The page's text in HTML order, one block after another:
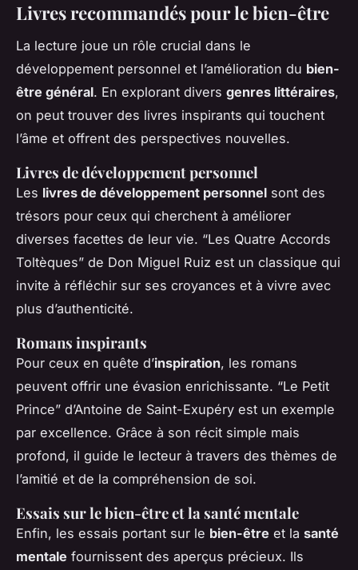
Livres recommandés pour le bien-être
La lecture joue un rôle crucial dans le
développement personnel et l’amélioration du bien-
être général. En explorant divers genres littéraires,
on peut trouver des livres inspirants qui touchent
l’âme et offrent des perspectives nouvelles.
Livres de développement personnel
Les livres de développement personnel sont des
trésors pour ceux qui cherchent à améliorer
diverses facettes de leur vie. “Les Quatre Accords
Toltèques” de Don Miguel Ruiz est un classique qui
invite à réfléchir sur ses croyances et à vivre avec
plus d’authenticité.
Romans inspirants
Pour ceux en quête d’inspiration, les romans
peuvent offrir une évasion enrichissante. “Le Petit
Prince” d’Antoine de Saint-Exupéry est un exemple
par excellence. Grâce à son récit simple mais
profond, il guide le lecteur à travers des thèmes de
l’amitié et de la compréhension de soi.
Essais sur le bien-être et la santé mentale
Enfin, les essais portant sur le bien-être et la santé
mentale fournissent des aperçus précieux. Ils